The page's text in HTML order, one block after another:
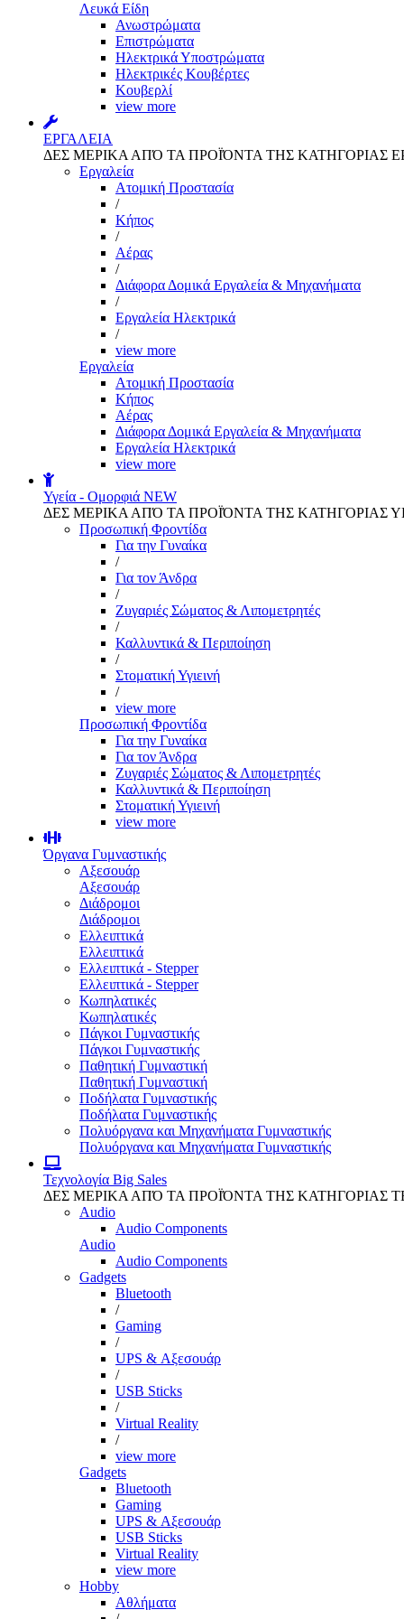
Λευκά Είδη
Ανωστρώματα
Επιστρώματα
Ηλεκτρικά Υποστρώματα
Ηλεκτρικές Κουβέρτες
Κουβερλί
view more
ΕΡΓΑΛΕΙΑ
ΔΕΣ ΜΕΡΙΚΑ ΑΠΌ ΤΑ ΠΡΟΪΌΝΤΑ ΤΗΣ ΚΑΤΗΓΟΡΙΑΣ
Εργαλεία
Aτομική Προστασία
/
Kήπος
/
Αέρας
/
Διάφορα Δομικά Εργαλεία & Μηχανήματα
/
Εργαλεία Ηλεκτρικά
/
view more
Εργαλεία
Aτομική Προστασία
Kήπος
Αέρας
Διάφορα Δομικά Εργαλεία & Μηχανήματα
Εργαλεία Ηλεκτρικά
view more
Υγεία - Ομορφιά NEW
ΔΕΣ ΜΕΡΙΚΑ ΑΠΌ ΤΑ ΠΡΟΪΌΝΤΑ ΤΗΣ ΚΑΤΗΓΟΡΙΑΣ
Προσωπική Φροντίδα
Για την Γυναίκα
/
Για τον Άνδρα
/
Ζυγαριές Σώματος & Λιπομετρητές
/
Καλλυντικά & Περιποίηση
/
Στοματική Υγιεινή
/
view more
Προσωπική Φροντίδα
Για την Γυναίκα
Για τον Άνδρα
Ζυγαριές Σώματος & Λιπομετρητές
Καλλυντικά & Περιποίηση
Στοματική Υγιεινή
view more
Όργανα Γυμναστικής
Αξεσουάρ
Αξεσουάρ
Διάδρομοι
Διάδρομοι
Ελλειπτικά
Ελλειπτικά
Ελλειπτικά - Stepper
Ελλειπτικά - Stepper
Κωπηλατικές
Κωπηλατικές
Πάγκοι Γυμναστικής
Πάγκοι Γυμναστικής
Παθητική Γυμναστική
Παθητική Γυμναστική
Ποδήλατα Γυμναστικής
Ποδήλατα Γυμναστικής
Πολυόργανα και Μηχανήματα Γυμναστικής
Πολυόργανα και Μηχανήματα Γυμναστικής
Τεχνολογία Big Sales
ΔΕΣ ΜΕΡΙΚΑ ΑΠΌ ΤΑ ΠΡΟΪΌΝΤΑ ΤΗΣ ΚΑΤΗΓΟΡΙΑΣ
Audio
Audio Components
Audio
Audio Components
Gadgets
Bluetooth
/
Gaming
/
UPS & Αξεσουάρ
/
USB Sticks
/
Virtual Reality
/
view more
Gadgets
Bluetooth
Gaming
UPS & Αξεσουάρ
USB Sticks
Virtual Reality
view more
Hobby
Αθλήματα